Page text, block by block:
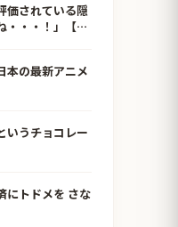
価されている隠
・・・！」【海
本の最新アニメ
いうチョコレー
にトドメを さな